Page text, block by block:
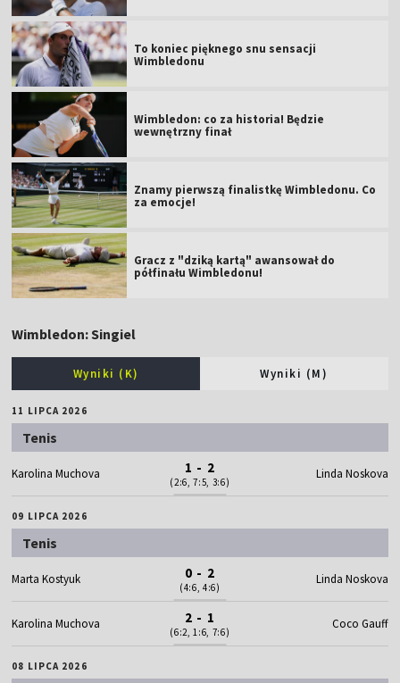
To koniec pięknego snu sensacji
Wimbledonu
Wimbledon: co za historia! Będzie
wewnętrzny finał
Znamy pierwszą finalistkę Wimbledonu. Co
za emocje!
Gracz z "dziką kartą" awansował do
półfinału Wimbledonu!
Wimbledon: Singiel
Wyniki (K) Wyniki (M)
11 LIPCA 2026
Tenis
Karolina Muchova 1 - 2
(2:6, 7:5, 3:6)
Linda Noskova
09 LIPCA 2026
Tenis
Marta Kostyuk 0 - 2
(4:6, 4:6)
Linda Noskova
Karolina Muchova 2 - 1
(6:2, 1:6, 7:6)
Coco Gauff
08 LIPCA 2026